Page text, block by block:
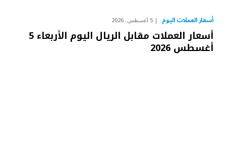
أسعار العملات اليوم 5 أغسطس، 2026
أسعار العملات مقابل الريال اليوم الأربعاء 5
أغسطس 2026